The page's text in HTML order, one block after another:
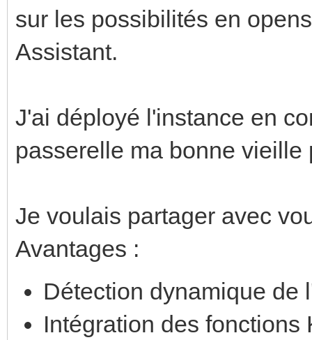
sur les possibilités en
Assistant.
J'ai déployé l'instance en
passerelle ma bonne
Je voulais partager avec
Avantages :
Détection dynamique de
Intégration des fonctions